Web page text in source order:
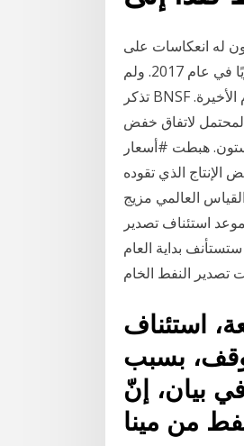
له انعكاسات على
توسيع أنبوب بلغ إجمالي صادرات كندا من النفط بالسكك الحديدية 4 ملايين برميل شهريًا في عام 2017. ولم
تذكر BNSF ما تسبب في مغادرة القطار للمسارات ، ولكن المنطقة عانت من الفيضانات في الأيام الأخيرة.
لاتفاق خفض
هبطت #أسعار
الإنتاج الذي تقوده
العالمي مزيج
استئناف تصدير
بداية العام
تصدير النفط الخام
استئناف
6 أشهر من التوقف، بسبب
بيان، إنّ
من مينا